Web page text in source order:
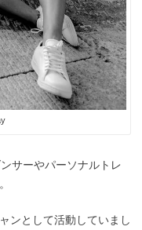
サーやパーソナルトレ
ンとして活動していまし